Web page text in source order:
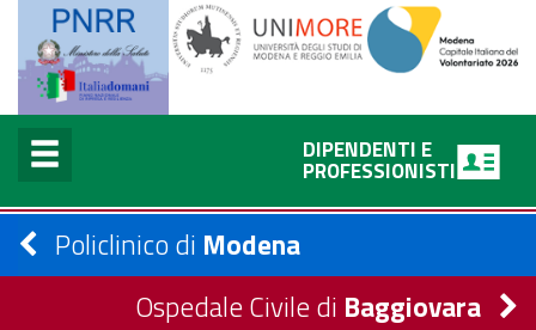
DIPENDENTI E
PROFESSIONISTI
Policlinico di Modena
Ospedale Civile di Baggiovara